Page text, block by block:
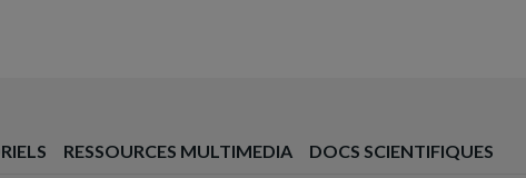
RESSOURCES MULTIMEDIA DOCS SCIENTIFIQUES